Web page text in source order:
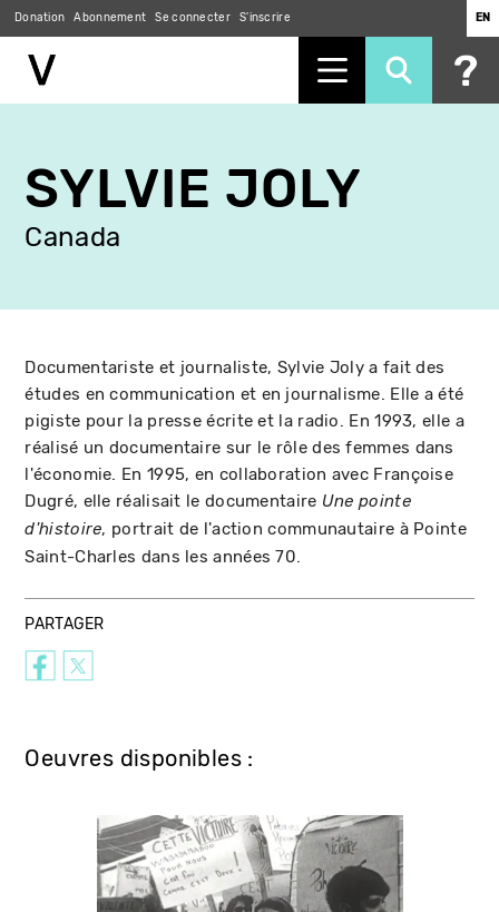
contenu
principal
Donation Abonnement Se connecter S'inscrire EN
SYLVIE JOLY
Canada
Documentariste et journaliste, Sylvie Joly a fait des
études en communication et en journalisme. Elle a été
pigiste pour la presse écrite et la radio. En 1993, elle a
réalisé un documentaire sur le rôle des femmes dans
l'économie. En 1995, en collaboration avec Françoise
Dugré, elle réalisait le documentaire Une pointe
d'histoire, portrait de l'action communautaire à Pointe
Saint-Charles dans les années 70.
PARTAGER
Oeuvres disponibles :